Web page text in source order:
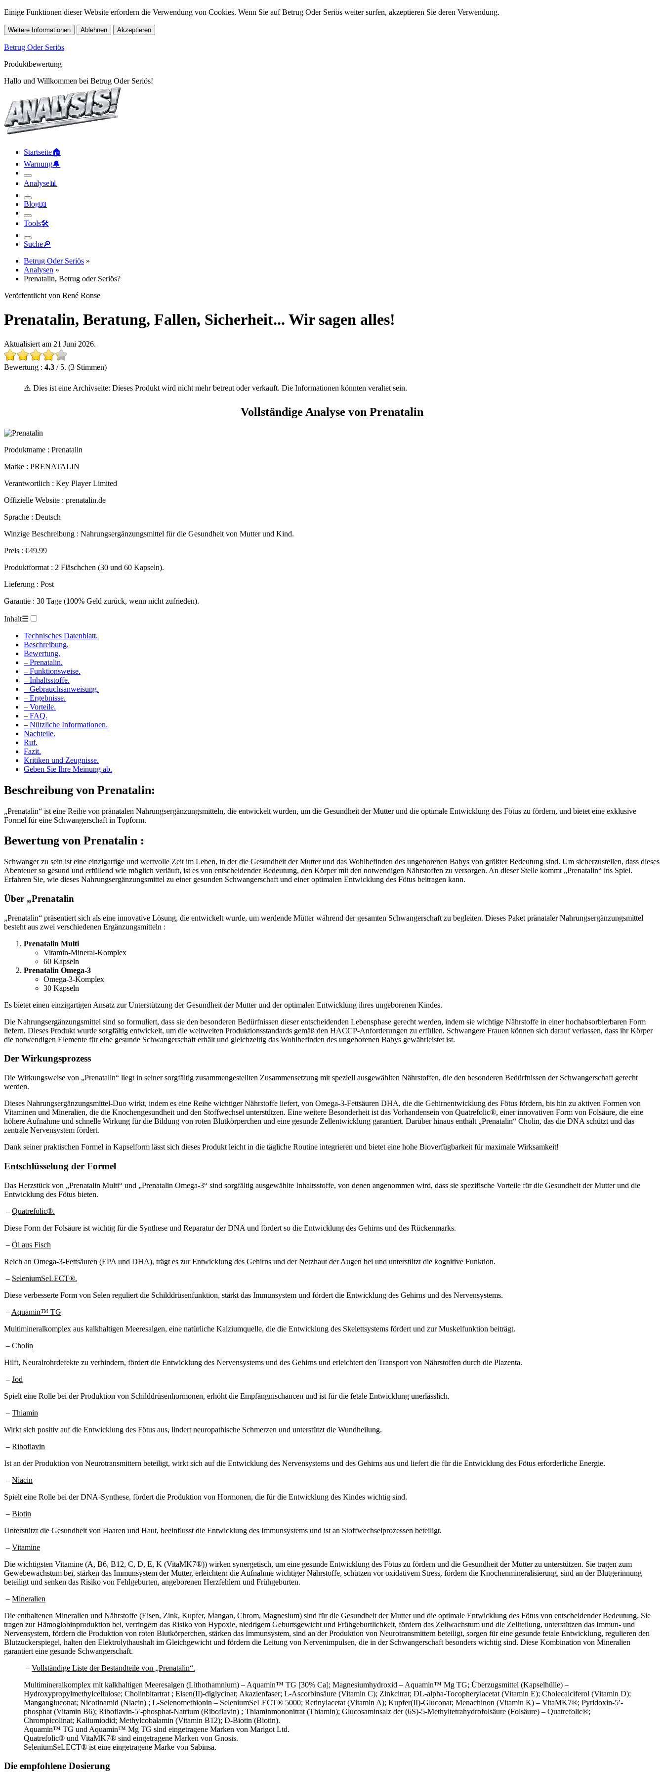
Einige Funktionen dieser Website erfordern die Verwendung von Cookies. Wenn Sie auf Betrug Oder Seriös weiter surfen, akzeptieren Sie deren Verwendung.
Weitere Informationen Ablehnen Akzeptieren
Betrug Oder Seriös
Produktbewertung
Hallo und Willkommen bei Betrug Oder Seriös!
Startseite🏠︎
Warnung🔔︎
Analyse📊︎
Blog📖︎
Tools🛠︎
Suche🔎︎
Betrug Oder Seriös »
Analysen »
Prenatalin, Betrug oder Seriös?
Veröffentlicht von René Ronse
Prenatalin, Beratung, Fallen, Sicherheit... Wir sagen alles!
Aktualisiert am 21 Juni 2026.
Bewertung : 4.3 / 5. (3 Stimmen)
⚠️ Dies ist eine Archivseite: Dieses Produkt wird nicht mehr betreut oder verkauft. Die Informationen könnten veraltet sein.
Vollständige Analyse von Prenatalin
Produktname : Prenatalin
Marke : PRENATALIN
Verantwortlich : Key Player Limited
Offizielle Website : prenatalin.de
Sprache : Deutsch
Winzige Beschreibung : Nahrungsergänzungsmittel für die Gesundheit von Mutter und Kind.
Preis : €49.99
Produktformat : 2 Fläschchen (30 und 60 Kapseln).
Lieferung : Post
Garantie : 30 Tage (100% Geld zurück, wenn nicht zufrieden).
Inhalt☰
Technisches Datenblatt.
Beschreibung.
Bewertung.
– Prenatalin.
– Funktionsweise.
– Inhaltsstoffe.
– Gebrauchsanweisung.
– Ergebnisse.
– Vorteile.
– FAQ.
– Nützliche Informationen.
Nachteile.
Ruf.
Fazit.
Kritiken und Zeugnisse.
Geben Sie Ihre Meinung ab.
Beschreibung von Prenatalin:
„Prenatalin“ ist eine Reihe von pränatalen Nahrungsergänzungsmitteln, die entwickelt wurden, um die Gesundheit der Mutter und die optimale Entwicklung des Fötus zu fördern, und bietet eine exklusive
Formel für eine Schwangerschaft in Topform.
Bewertung von Prenatalin :
Schwanger zu sein ist eine einzigartige und wertvolle Zeit im Leben, in der die Gesundheit der Mutter und das Wohlbefinden des ungeborenen Babys von größter Bedeutung sind. Um sicherzustellen, dass dieses
Abenteuer so gesund und erfüllend wie möglich verläuft, ist es von entscheidender Bedeutung, den Körper mit den notwendigen Nährstoffen zu versorgen. An dieser Stelle kommt „Prenatalin“ ins Spiel.
Erfahren Sie, wie dieses Nahrungsergänzungsmittel zu einer gesunden Schwangerschaft und einer optimalen Entwicklung des Fötus beitragen kann.
Über „Prenatalin
„Prenatalin“ präsentiert sich als eine innovative Lösung, die entwickelt wurde, um werdende Mütter während der gesamten Schwangerschaft zu begleiten. Dieses Paket pränataler Nahrungsergänzungsmittel
besteht aus zwei verschiedenen Ergänzungsmitteln :
Prenatalin Multi
Vitamin-Mineral-Komplex
60 Kapseln
Prenatalin Omega-3
Omega-3-Komplex
30 Kapseln
Es bietet einen einzigartigen Ansatz zur Unterstützung der Gesundheit der Mutter und der optimalen Entwicklung ihres ungeborenen Kindes.
Die Nahrungsergänzungsmittel sind so formuliert, dass sie den besonderen Bedürfnissen dieser entscheidenden Lebensphase gerecht werden, indem sie wichtige Nährstoffe in einer hochabsorbierbaren Form
liefern. Dieses Produkt wurde sorgfältig entwickelt, um die weltweiten Produktionsstandards gemäß den HACCP-Anforderungen zu erfüllen. Schwangere Frauen können sich darauf verlassen, dass ihr Körper
die notwendigen Elemente für eine gesunde Schwangerschaft erhält und gleichzeitig das Wohlbefinden des ungeborenen Babys gewährleistet ist.
Der Wirkungsprozess
Die Wirkungsweise von „Prenatalin“ liegt in seiner sorgfältig zusammengestellten Zusammensetzung mit speziell ausgewählten Nährstoffen, die den besonderen Bedürfnissen der Schwangerschaft gerecht
werden.
Dieses Nahrungsergänzungsmittel-Duo wirkt, indem es eine Reihe wichtiger Nährstoffe liefert, von Omega-3-Fettsäuren DHA, die die Gehirnentwicklung des Fötus fördern, bis hin zu aktiven Formen von
Vitaminen und Mineralien, die die Knochengesundheit und den Stoffwechsel unterstützen. Eine weitere Besonderheit ist das Vorhandensein von Quatrefolic®, einer innovativen Form von Folsäure, die eine
höhere Aufnahme und schnelle Wirkung für die Bildung von roten Blutkörperchen und eine gesunde Zellentwicklung garantiert. Darüber hinaus enthält „Prenatalin“ Cholin, das die DNA schützt und das
zentrale Nervensystem fördert.
Dank seiner praktischen Formel in Kapselform lässt sich dieses Produkt leicht in die tägliche Routine integrieren und bietet eine hohe Bioverfügbarkeit für maximale Wirksamkeit!
Entschlüsselung der Formel
Das Herzstück von „Prenatalin Multi“ und „Prenatalin Omega-3“ sind sorgfältig ausgewählte Inhaltsstoffe, von denen angenommen wird, dass sie spezifische Vorteile für die Gesundheit der Mutter und die
Entwicklung des Fötus bieten.
– Quatrefolic®.
Diese Form der Folsäure ist wichtig für die Synthese und Reparatur der DNA und fördert so die Entwicklung des Gehirns und des Rückenmarks.
– Öl aus Fisch
Reich an Omega-3-Fettsäuren (EPA und DHA), trägt es zur Entwicklung des Gehirns und der Netzhaut der Augen bei und unterstützt die kognitive Funktion.
– SeleniumSeLECT®.
Diese verbesserte Form von Selen reguliert die Schilddrüsenfunktion, stärkt das Immunsystem und fördert die Entwicklung des Gehirns und des Nervensystems.
– Aquamin™ TG
Multimineralkomplex aus kalkhaltigen Meeresalgen, eine natürliche Kalziumquelle, die die Entwicklung des Skelettsystems fördert und zur Muskelfunktion beiträgt.
– Cholin
Hilft, Neuralrohrdefekte zu verhindern, fördert die Entwicklung des Nervensystems und des Gehirns und erleichtert den Transport von Nährstoffen durch die Plazenta.
– Jod
Spielt eine Rolle bei der Produktion von Schilddrüsenhormonen, erhöht die Empfängnischancen und ist für die fetale Entwicklung unerlässlich.
– Thiamin
Wirkt sich positiv auf die Entwicklung des Fötus aus, lindert neuropathische Schmerzen und unterstützt die Wundheilung.
– Riboflavin
Ist an der Produktion von Neurotransmittern beteiligt, wirkt sich auf die Entwicklung des Nervensystems und des Gehirns aus und liefert die für die Entwicklung des Fötus erforderliche Energie.
– Niacin
Spielt eine Rolle bei der DNA-Synthese, fördert die Produktion von Hormonen, die für die Entwicklung des Kindes wichtig sind.
– Biotin
Unterstützt die Gesundheit von Haaren und Haut, beeinflusst die Entwicklung des Immunsystems und ist an Stoffwechselprozessen beteiligt.
– Vitamine
Die wichtigsten Vitamine (A, B6, B12, C, D, E, K (VitaMK7®)) wirken synergetisch, um eine gesunde Entwicklung des Fötus zu fördern und die Gesundheit der Mutter zu unterstützen. Sie tragen zum
Gewebewachstum bei, stärken das Immunsystem der Mutter, erleichtern die Aufnahme wichtiger Nährstoffe, schützen vor oxidativem Stress, fördern die Knochenmineralisierung, sind an der Blutgerinnung
beteiligt und senken das Risiko von Fehlgeburten, angeborenen Herzfehlern und Frühgeburten.
– Mineralien
Die enthaltenen Mineralien und Nährstoffe (Eisen, Zink, Kupfer, Mangan, Chrom, Magnesium) sind für die Gesundheit der Mutter und die optimale Entwicklung des Fötus von entscheidender Bedeutung. Sie
tragen zur Hämoglobinproduktion bei, verringern das Risiko von Hypoxie, niedrigem Geburtsgewicht und Frühgeburtlichkeit, fördern das Zellwachstum und die Zellteilung, unterstützen das Immun- und
Nervensystem, fördern die Produktion von roten Blutkörperchen, stärken das Immunsystem, sind an der Produktion von Neurotransmittern beteiligt, sorgen für eine gesunde fetale Entwicklung, regulieren den
Blutzuckerspiegel, halten den Elektrolythaushalt im Gleichgewicht und fördern die Leitung von Nervenimpulsen, die in der Schwangerschaft besonders wichtig sind. Diese Kombination von Mineralien
garantiert eine gesunde Schwangerschaft.
– Vollständige Liste der Bestandteile von „Prenatalin“.
Multimineralkomplex mit kalkhaltigen Meeresalgen (Lithothamnium) – Aquamin™ TG [30% Ca]; Magnesiumhydroxid – Aquamin™ Mg TG; Überzugsmittel (Kapselhülle) –
Hydroxypropylmethylcellulose; Cholinbitartrat ; Eisen(II)-diglycinat; Akazienfaser; L-Ascorbinsäure (Vitamin C); Zinkcitrat; DL-alpha-Tocopherylacetat (Vitamin E); Cholecalciferol (Vitamin D);
Mangangluconat; Nicotinamid (Niacin) ; L-Selenomethionin – SeleniumSeLECT® 5000; Retinylacetat (Vitamin A); Kupfer(II)-Gluconat; Menachinon (Vitamin K) – VitaMK7®; Pyridoxin-5′-
phosphat (Vitamin B6); Riboflavin-5′-phosphat-Natrium (Riboflavin) ; Thiaminmononitrat (Thiamin); Glucosaminsalz der (6S)-5-Methyltetrahydrofolsäure (Folsäure) – Quatrefolic®;
Chrompicolinat; Kaliumiodid; Methylcobalamin (Vitamin B12); D-Biotin (Biotin).
Aquamin™ TG und Aquamin™ Mg TG sind eingetragene Marken von Marigot Ltd.
Quatrefolic® und VitaMK7® sind eingetragene Marken von Gnosis.
SeleniumSeLECT® ist eine eingetragene Marke von Sabinsa.
Die empfohlene Dosierung